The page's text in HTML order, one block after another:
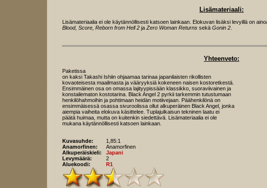
Lisämateriaali:
Lisämateriaalia ei ole käytännöllisesti katsoen lainkaan. Elokuvan lisäksi levyillä on
Blood, Score, Reborn from Hell 2 ja Zero Woman Returns sekä Gonin 2
Yhteenveto:
Paketissa
on kaksi Takashi Ishiin ohjaamaa tarinaa japanilaisten rikollisten
kovaoteisesta maailmasta ja vääryyksiä kokeneen naisen kostoretkestä.
Ensimmäinen osa on omassa lajityypissään klassikko, suoraviivainen ja
konstailematon kostotarina. Black Angel 2 pyrkii tarkemmin tutustumaan
henkilöhahmoihin ja pohtimaan heidän motiivejaan. Päähenkilönä on
ensimmäisessä osassa sivuroolissa ollut alkuperäinen Black Angel, jonka
aiempia vaiheita elokuva käsittelee. Tuplajulkaisun tekninen laatu ei
päätä huimaa, mutta on kuitenkin siedettävä. Lisämateriaalia ei ole
mukana käytännöllisesti katsoen lainkaan.
Kuvasuhde:
1,85:1
Anamorfinen:
Anamorfinen
Alkuperäiskieli:
Japani
Levymäärä:
2
Aluekoodi:
R1